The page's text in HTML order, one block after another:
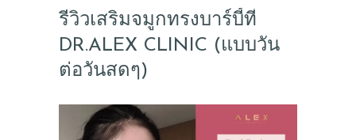
รีวิวเสริมจมูกทรงบาร์บี้ที่
DR.ALEX CLINIC (แบบวัน
ต่อวันสดๆ)